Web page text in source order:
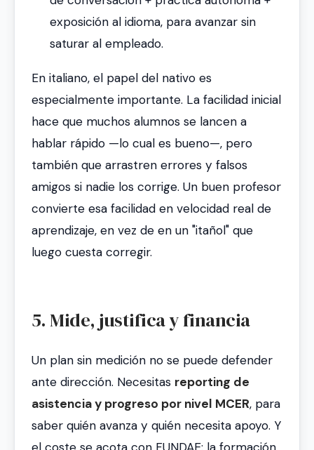
exposición al idioma, para avanzar sin
saturar al empleado.
En italiano, el papel del nativo es
especialmente importante. La facilidad inicial
hace que muchos alumnos se lancen a
hablar rápido —lo cual es bueno—, pero
también que arrastren errores y falsos
amigos si nadie los corrige. Un buen profesor
convierte esa facilidad en velocidad real de
aprendizaje, en vez de en un "itañol" que
luego cuesta corregir.
5. Mide, justifica y financia
Un plan sin medición no se puede defender
ante dirección. Necesitas reporting de
asistencia y progreso por nivel MCER, para
saber quién avanza y quién necesita apoyo. Y